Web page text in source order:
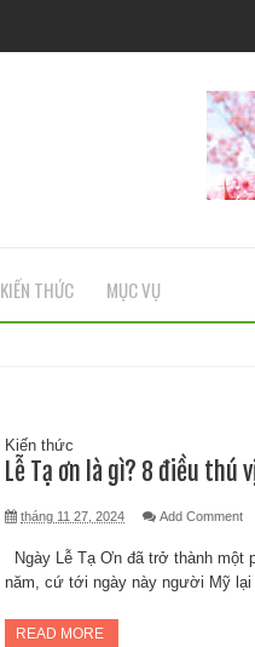
KIẾN THỨC MỤC VỤ
Kiến thức
Lễ Tạ ơn là gì? 8 điều thú
tháng 11 27, 2024 Add Comment
Ngày Lễ Tạ Ơn đã trở thành một
năm, cứ tới ngày này người Mỹ lại
READ MORE